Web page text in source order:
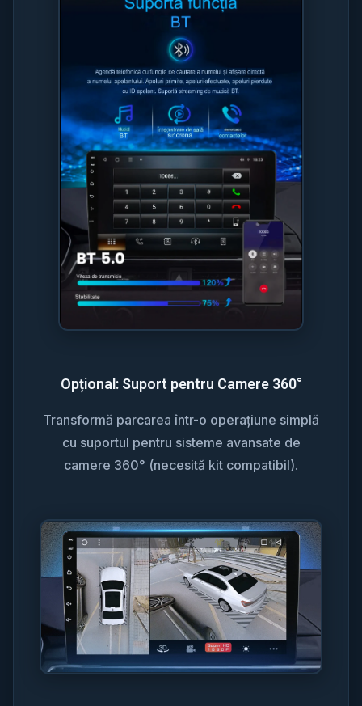
Opțional: Suport pentru Camere 360°
Transformă parcarea într-o operațiune simplă
cu suportul pentru sisteme avansate de
camere 360° (necesită kit compatibil).